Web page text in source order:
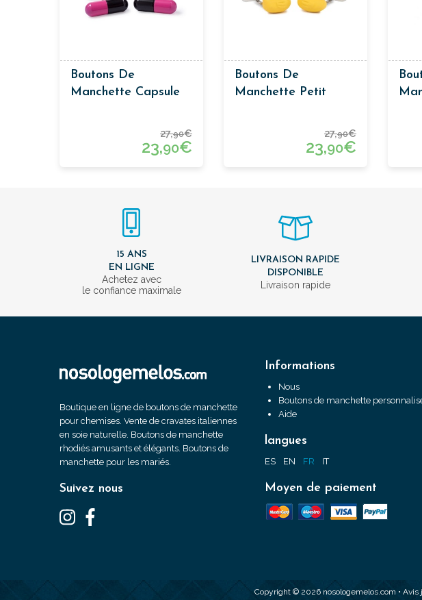
Boutons De
Manchette Capsule
27,90€
23,90€
Boutons De
Manchette Petit
27,90€
23,90€
15 ANS
EN LIGNE
Achetez avec
le confiance maximale
LIVRAISON RAPIDE
DISPONIBLE
Livraison rapide
Boutique en ligne de boutons de manchette
pour chemises. Vente de cravates italiennes
en soie naturelle. Boutons de manchette
rhodiés amusants et élégants. Boutons de
manchette pour les mariés.
Suivez nous
Informations
Nous
Boutons de manchette
Aide
langues
ES EN FR IT
Moyen de paiement
Copyright © 2026 nosologemelos.com • Avis